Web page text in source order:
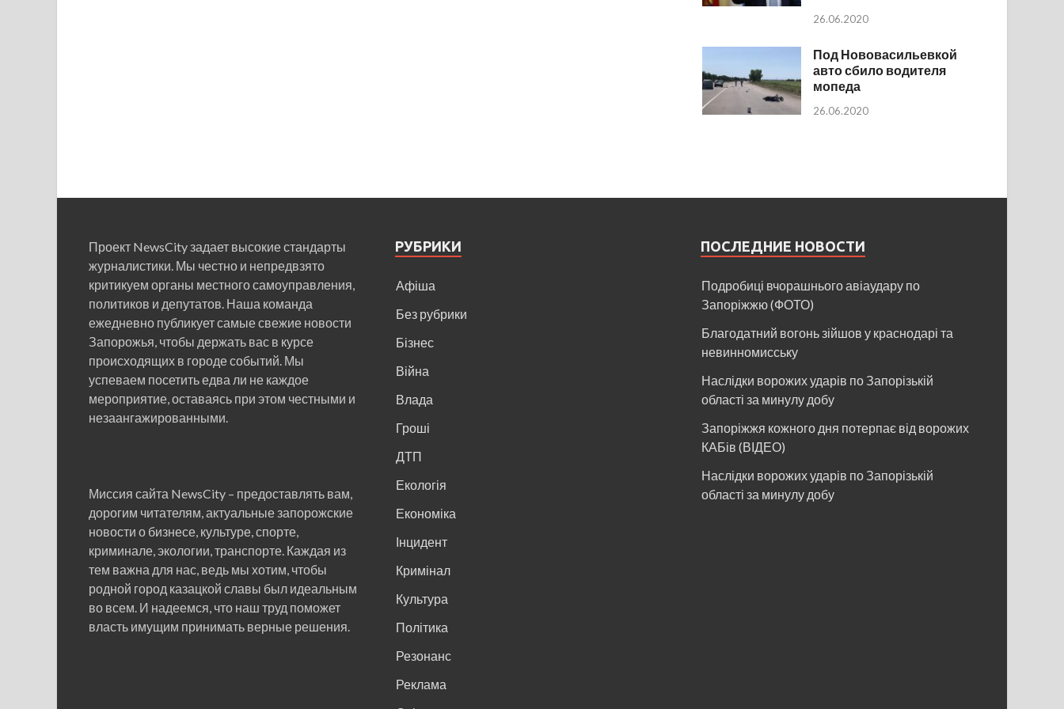
26.06.2020
Под Нововасильевкой
авто сбило водителя
мопеда
26.06.2020
Проект NewsCity задает высокие стандарты
журналистики. Мы честно и непредвзято
критикуем органы местного самоуправления,
политиков и депутатов. Наша команда
ежедневно публикует самые свежие новости
Запорожья, чтобы держать вас в курсе
происходящих в городе событий. Мы
успеваем посетить едва ли не каждое
мероприятие, оставаясь при этом честными и
незаангажированными.
Миссия сайта NewsCity – предоставлять вам,
дорогим читателям, актуальные запорожские
новости о бизнесе, культуре, спорте,
криминале, экологии, транспорте. Каждая из
тем важна для нас, ведь мы хотим, чтобы
родной город казацкой славы был идеальным
во всем. И надеемся, что наш труд поможет
власть имущим принимать верные решения.
РУБРИКИ
Афіша
Без рубрики
Бізнес
Війна
Влада
Гроші
ДТП
Екологія
Економіка
Інцидент
Кримінал
Культура
Політика
Резонанс
Реклама
ПОСЛЕДНИЕ НОВОСТИ
Подробиці вчорашнього авіаудару по
Запоріжжю (ФОТО)
Благодатний вогонь зійшов у краснодарі та
невинномисську
Наслідки ворожих ударів по Запорізькій
області за минулу добу
Запоріжжя кожного дня потерпає від ворожих
КАБів (ВІДЕО)
Наслідки ворожих ударів по Запорізькій
області за минулу добу